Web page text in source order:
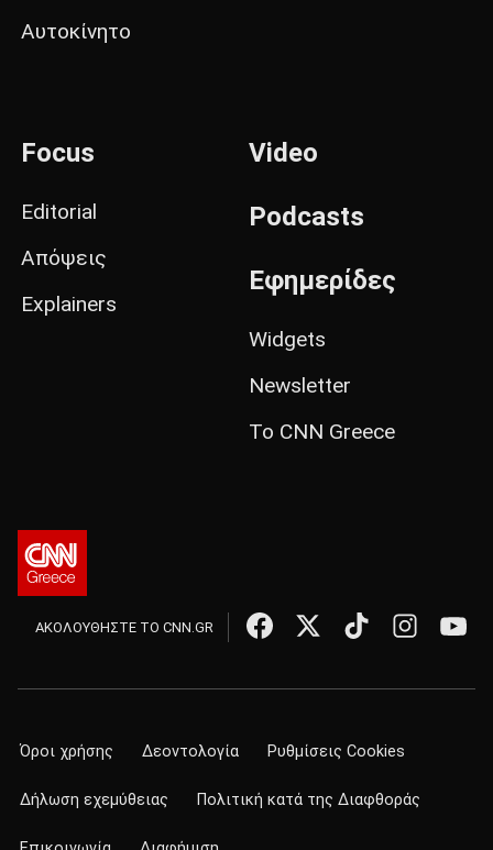
Αυτοκίνητο
Focus
Editorial
Απόψεις
Explainers
Video
Podcasts
Εφημερίδες
Widgets
Newsletter
Το CNN Greece
ΑΚΟΛΟΥΘΗΣΤΕ ΤΟ CNN.GR
Όροι χρήσης Δεοντολογία Ρυθμίσεις Cookies
Δήλωση εχεμύθειας Πολιτική κατά της Διαφθοράς